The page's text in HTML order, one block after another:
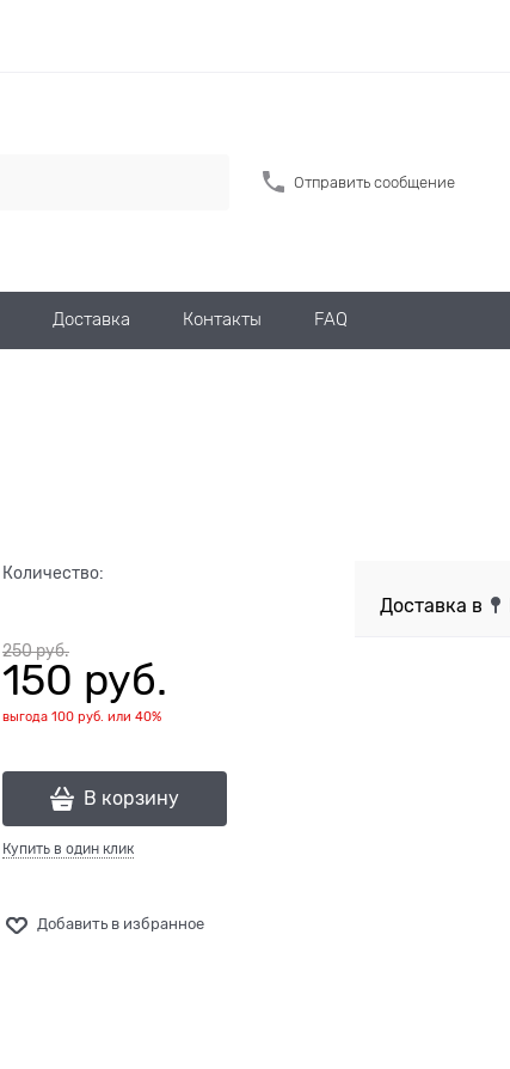
Отправить сообщение
Доставка Контакты FAQ
Количество:
250 руб.
150 руб.
выгода 100 руб. или 40%
В корзину
Купить в один клик
Добавить в избранное
Доставка в